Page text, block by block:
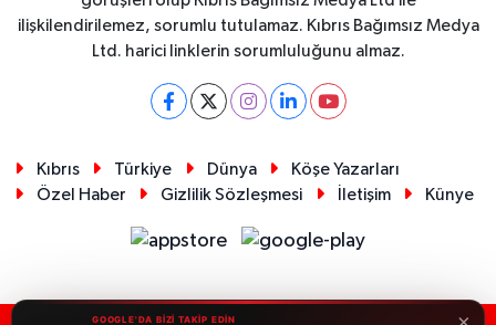
ilişkilendirilemez, sorumlu tutulamaz. Kıbrıs Bağımsız Medya
Ltd. harici linklerin sorumluluğunu almaz.
Kıbrıs Türkiye Dünya
Köşe Yazarları
Özel Haber
Gizlilik Sözleşmesi İletişim Künye
GOOGLE'DA BİZİ TAKİP EDİN